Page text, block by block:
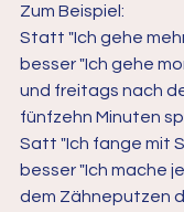
Zum Beispiel:
Statt "Ich gehe
besser "Ich gehe
und freitags nach
fünfzehn Minuten
Satt "Ich fange mit
besser "Ich mache
dem Zähneputzen